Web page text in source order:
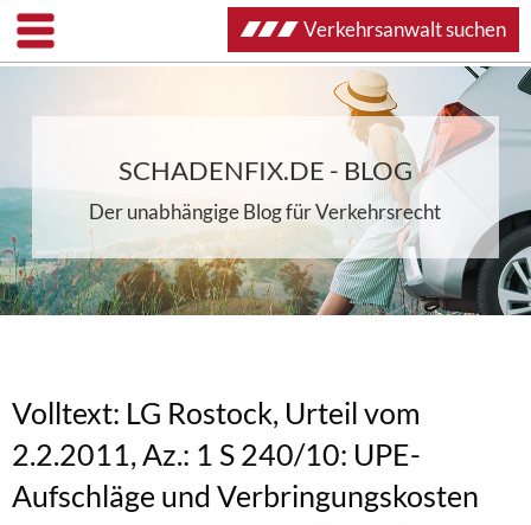
SCHADENFIX.DE - BLOG
Der unabhängige Blog für Verkehrsrecht
Volltext: LG Rostock, Urteil vom
2.2.2011, Az.: 1 S 240/10: UPE-
Aufschläge und Verbringungskosten
Verkehrsanwalt suchen